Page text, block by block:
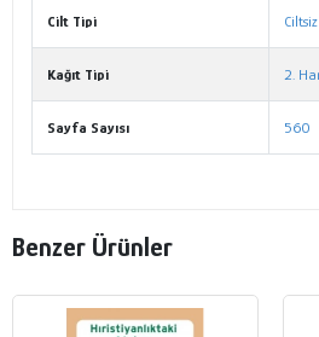
Cilt Tipi Ciltsiz
Kağıt Tipi 2.
Sayfa Sayısı 560
Benzer Ürünler